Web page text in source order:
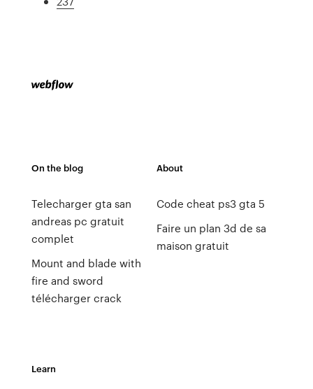
On the blog
Telecharger gta san
andreas pc gratuit
complet
Mount and blade with
fire and sword
télécharger crack
About
Code cheat ps3 gta 5
Faire un plan 3d de sa
maison gratuit
Learn